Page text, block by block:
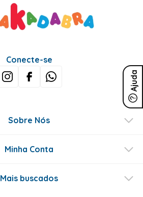
Ajuda
Conecte-se
Sobre Nós
Minha Conta
Mais buscados